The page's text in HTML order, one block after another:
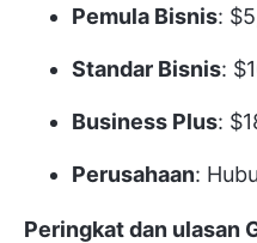
Pemula Bisnis:
Standar Bisnis:
Business Plus:
Perusahaan:
Peringkat dan ulasan